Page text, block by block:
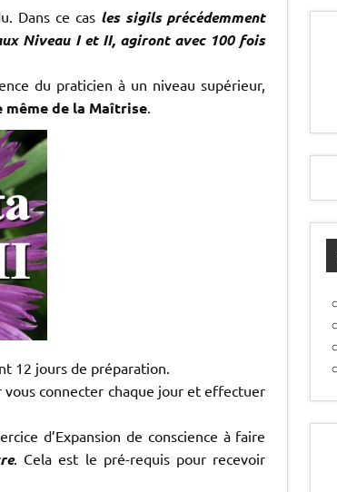
Dans ce cas les sigils précédemment
Niveau I et II, agiront avec 100 fois
du praticien à un niveau supérieur,
même de la Maîtrise.
12 jours de préparation.
vous connecter chaque jour et effectuer
d’Expansion de conscience à faire
. Cela est le pré-requis pour recevoir